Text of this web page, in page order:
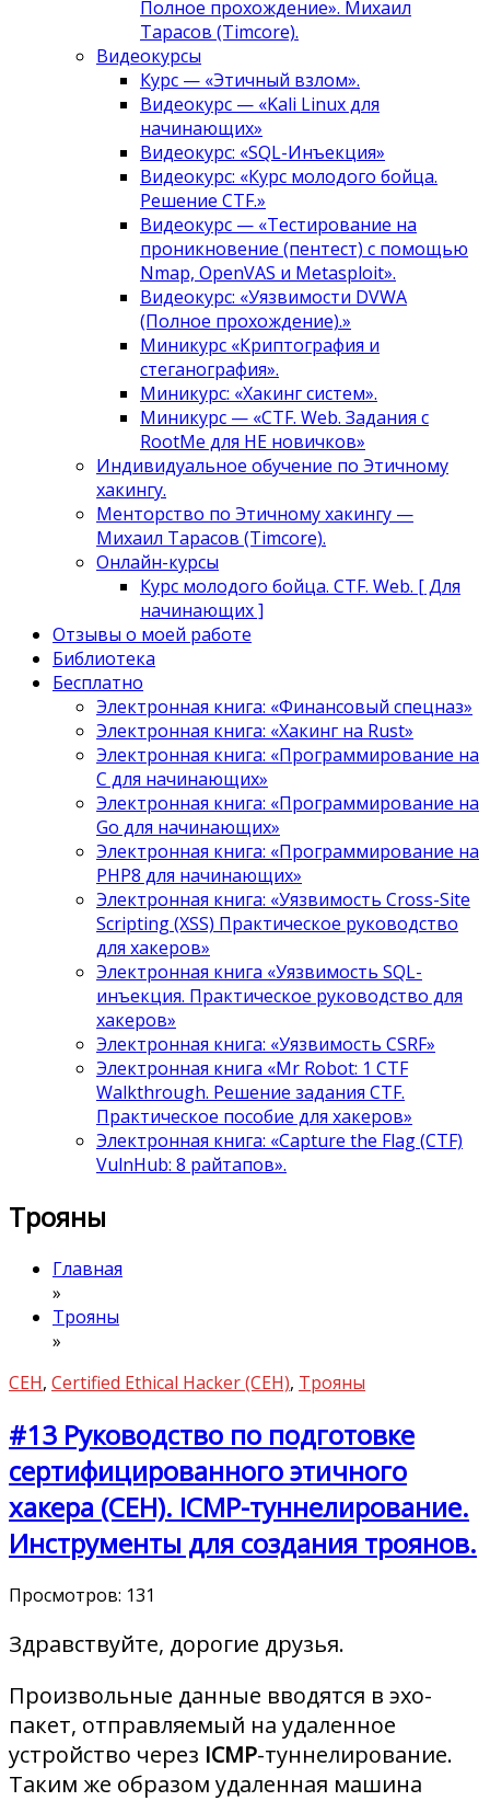
Полное прохождение». Михаил
Тарасов (Timcore).
Видеокурсы
Курс — «Этичный взлом».
Видеокурс — «Kali Linux для
начинающих»
Видеокурс: «SQL-Инъекция»
Видеокурс: «Курс молодого бойца.
Решение CTF.»
Видеокурс — «Тестирование на
проникновение (пентест) с помощью
Nmap, OpenVAS и Metasploit».
Видеокурс: «Уязвимости DVWA
(Полное прохождение).»
Миникурс «Криптография и
стеганография».
Миникурс: «Хакинг систем».
Миникурс — «CTF. Web. Задания с
RootMe для НЕ новичков»
Индивидуальное обучение по Этичному
хакингу.
Менторство по Этичному хакингу —
Михаил Тарасов (Timcore).
Онлайн-курсы
Курс молодого бойца. CTF. Web. [ Для
начинающих ]
Отзывы о моей работе
Библиотека
Бесплатно
Электронная книга: «Финансовый спецназ»
Электронная книга: «Хакинг на Rust»
Электронная книга: «Программирование на
C для начинающих»
Электронная книга: «Программирование на
Go для начинающих»
Электронная книга: «Программирование на
PHP8 для начинающих»
Электронная книга: «Уязвимость Cross-Site
Scripting (XSS) Практическое руководство
для хакеров»
Электронная книга «Уязвимость SQL-
инъекция. Практическое руководство для
хакеров»
Электронная книга: «Уязвимость CSRF»
Электронная книга «Mr Robot: 1 CTF
Walkthrough. Решение задания CTF.
Практическое пособие для хакеров»
Электронная книга: «Capture the Flag (CTF)
VulnHub: 8 райтапов».
Трояны
Главная
»
Трояны
»
CEH, Certified Ethical Hacker (CEH), Трояны
#13 Руководство по подготовке
сертифицированного этичного
хакера (CEH). ICMP-туннелирование.
Инструменты для создания троянов.
Просмотров: 131
Здравствуйте, дорогие друзья.
Произвольные данные вводятся в эхо-
пакет, отправляемый на удаленное
устройство через ICMP-туннелирование.
Таким же образом удаленная машина